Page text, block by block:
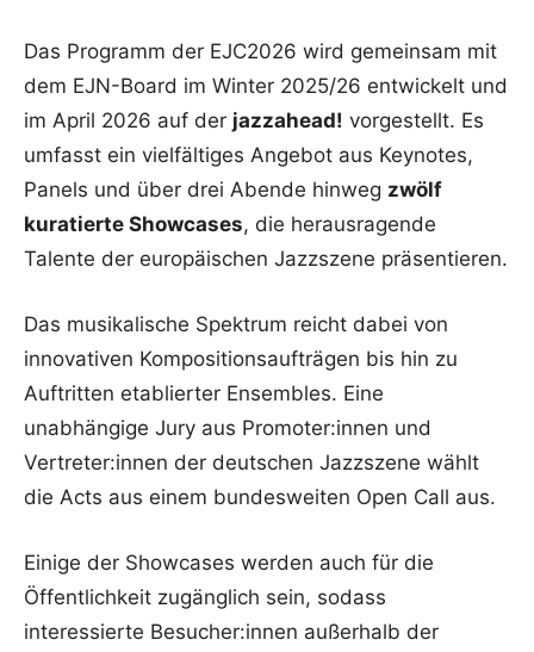
Das Programm der EJC2026 wird gemeinsam mit
dem EJN-Board im Winter 2025/26 entwickelt und
im April 2026 auf der jazzahead! vorgestellt. Es
umfasst ein vielfältiges Angebot aus Keynotes,
Panels und über drei Abende hinweg zwölf
kuratierte Showcases, die herausragende
Talente der europäischen Jazzszene präsentieren.
Das musikalische Spektrum reicht dabei von
innovativen Kompositionsaufträgen bis hin zu
Auftritten etablierter Ensembles. Eine
unabhängige Jury aus Promoter:innen und
Vertreter:innen der deutschen Jazzszene wählt
die Acts aus einem bundesweiten Open Call aus.
Einige der Showcases werden auch für die
Öffentlichkeit zugänglich sein, sodass
interessierte Besucher:innen außerhalb der